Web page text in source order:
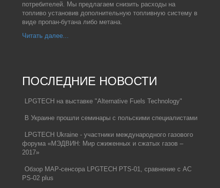
потребителей. Мы предлагаем снизить расходы на
топливо установив дополнительную топливную систему в
виде пропан-бутана либо метана.
Читать далее...
ПОСЛЕДНИЕ НОВОСТИ
LPGTECH на выставке "Alternative Fuels Technology"
В Украине прошли семинары с польскими специалистами
LPGTECH Ukraine - участники международного газового
форума «МЭДВИН: Мир сжиженных и сжатых газов –
2017»
Обзор MAP-сенсора LPGTECH PTS-01, сравнение с AC
PS-02 plus